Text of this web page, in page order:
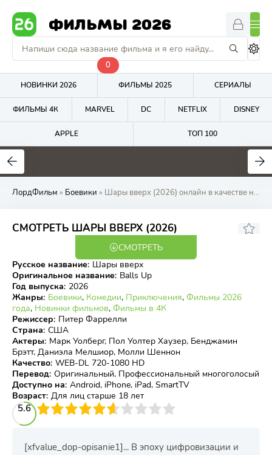
ФИЛЬМЫ 2026
НОВИНКИ 2026
0
ФИЛЬМЫ 2025 СЕРИАЛЫ
ФИЛЬМЫ 4К MARVEL DC NETFLIX DISNEY
APPLE ТОП 100
7.2
ЛордФильм » Боевики » Шары вверх (2026) онлайн в качестве на ЛордФильм
СМОТРЕТЬ ШАРЫ ВВЕРХ (2026)
5.38
СМОТРЕТЬ
Русское название: Шары вверх
Оригинальное название: Balls Up
Год выпуска: 2026
Жанры: Боевики, Комедии, Приключения, Фильмы 2026
года, Новинки фильмов, Фильмы в 4К
Режиссер: Питер Фаррелли
Страна: США
Актеры: Марк Уолберг, Пол Уолтер Хаузер, Бенджамин
Брэтт, Даниэла Мелшиор, Молли Шеннон
Качество: WEB-DL 720-1080 HD
Перевод: Оригинальный, Профессиональный многоголосый
Доступно на: Android, iPhone, iPad, SmartTV
Возраст: Для лиц старше 18 лет
5.6
4 5 6 7 8 9 10
[xfvalue_dop-opisanie1]... В эпоху цифровизации и